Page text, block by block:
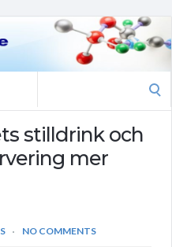
stilldrink och
mer
NO COMMENTS